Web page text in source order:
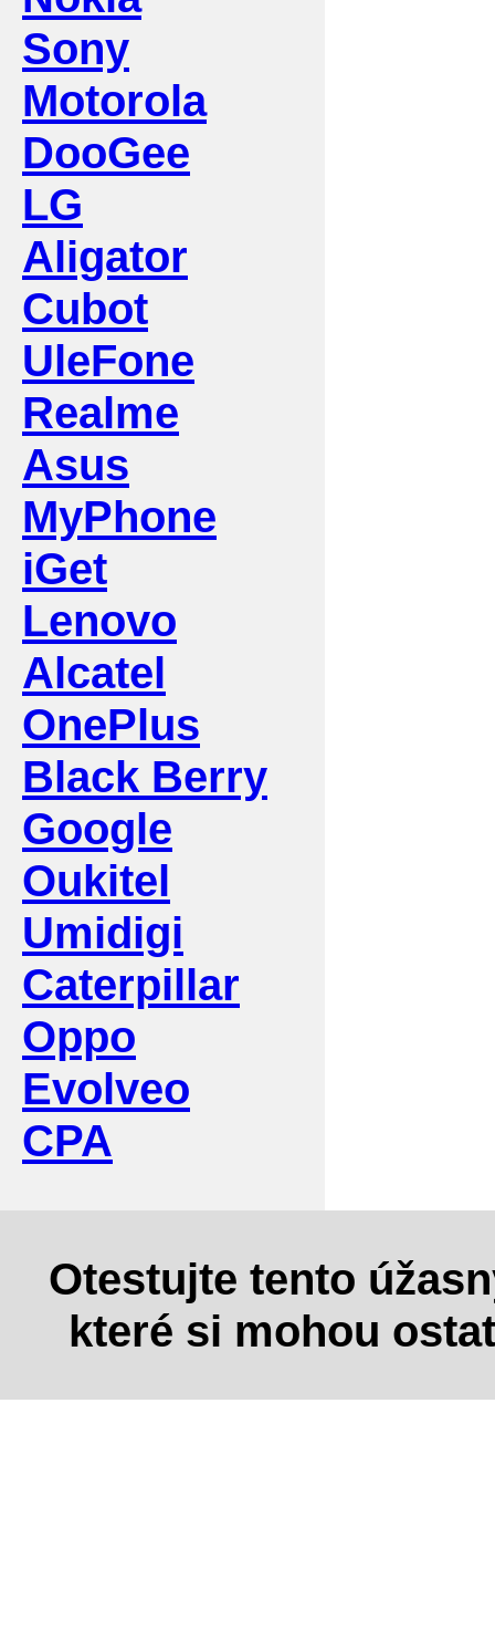
Sony
Motorola
DooGee
LG
Aligator
Cubot
UleFone
Realme
Asus
MyPhone
iGet
Lenovo
Alcatel
OnePlus
Black Berry
Google
Oukitel
Umidigi
Caterpillar
Oppo
Evolveo
CPA
Otestujte tento
které si mohou